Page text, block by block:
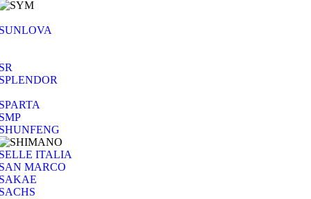
ITALIA
MARCO